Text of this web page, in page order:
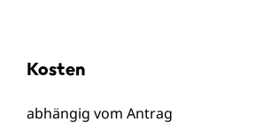
Kosten
abhängig vom Antrag